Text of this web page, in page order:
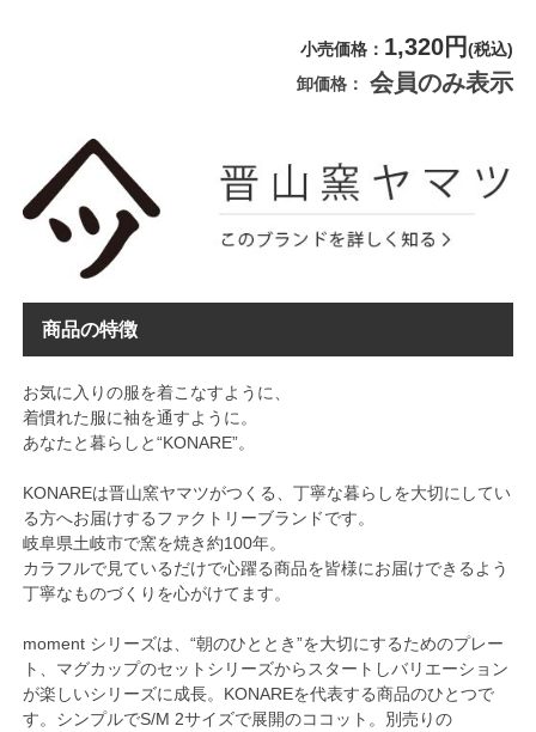
小売価格 1,320円(税込)
卸価格
会員のみ表示
商品の特徴
お気に入りの服を着こなすように、
着慣れた服に袖を通すように。
あなたと暮らしと“KONARE”。
KONAREは晋山窯ヤマツがつくる、丁寧な暮らしを大切にしてい
る方へお届けするファクトリーブランドです。
岐阜県土岐市で窯を焼き約100年。
カラフルで見ているだけで心躍る商品を皆様にお届けできるよう
丁寧なものづくりを心がけてます。
moment シリーズは、“朝のひととき”を大切にするためのプレー
ト、マグカップのセットシリーズからスタートしバリエーション
が楽しいシリーズに成長。KONAREを代表する商品のひとつで
す。シンプルでS/M 2サイズで展開のココット。別売りの